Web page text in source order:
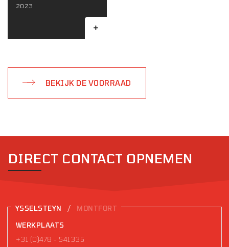
2023
BEKIJK DE VOORRAAD
DIRECT CONTACT OPNEMEN
YSSELSTEYN / MONTFORT
WERKPLAATS
+31 (0)478 - 541335